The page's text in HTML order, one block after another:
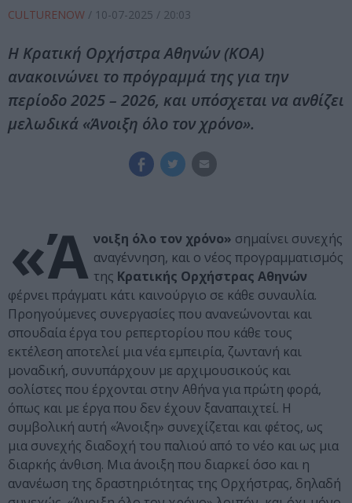
CULTURENOW / 10-07-2025 / 20:03
Η Κρατική Ορχήστρα Αθηνών (ΚΟΑ)
ανακοινώνει το πρόγραμμά της για την
περίοδο 2025 – 2026, και υπόσχεται να ανθίζει
μελωδικά «Άνοιξη όλο τον χρόνο».
«Ά νοιξη όλο τον χρόνο» σημαίνει συνεχής
αναγέννηση, και ο νέος προγραμματισμός
της Κρατικής Ορχήστρας Αθηνών
φέρνει πράγματι κάτι καινούργιο σε κάθε συναυλία.
Προηγούμενες συνεργασίες που ανανεώνονται και
σπουδαία έργα του ρεπερτορίου που κάθε τους
εκτέλεση αποτελεί μια νέα εμπειρία, ζωντανή και
μοναδική, συνυπάρχουν με αρχιμουσικούς και
σολίστες που έρχονται στην Αθήνα για πρώτη φορά,
όπως και με έργα που δεν έχουν ξαναπαιχτεί. Η
συμβολική αυτή «Άνοιξη» συνεχίζεται και φέτος, ως
μια συνεχής διαδοχή του παλιού από το νέο και ως μια
διαρκής άνθιση. Μια άνοιξη που διαρκεί όσο και η
ανανέωση της δραστηριότητας της Ορχήστρας, δηλαδή